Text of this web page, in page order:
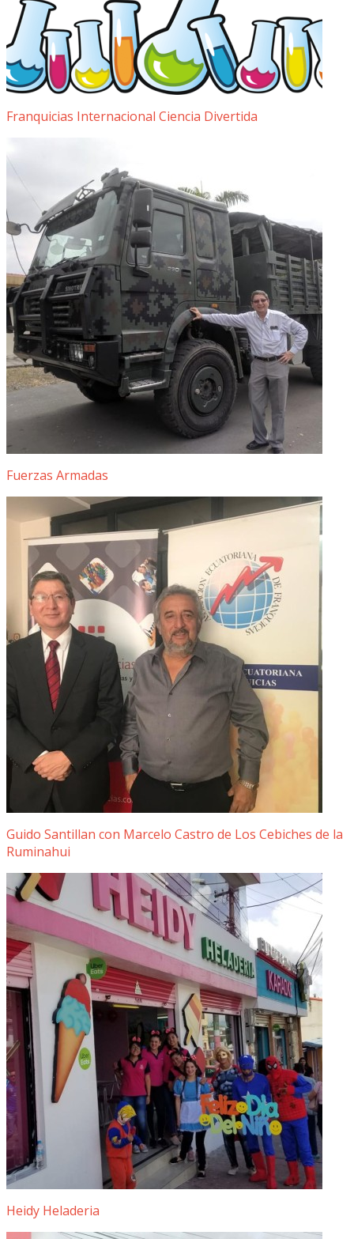
Franquicias Internacional Ciencia Divertida
Fuerzas Armadas
Guido Santillan con Marcelo Castro de Los Cebiches de la
Ruminahui
Heidy Heladeria